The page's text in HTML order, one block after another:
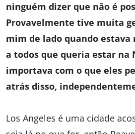
ninguém dizer que não é
Provavelmente tive muita
mim de lado quando estava
a todos que queria estar na
importava com o que eles
atrás disso,
Los Angeles é uma cidade